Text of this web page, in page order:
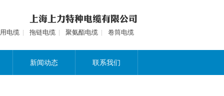
电缆 拖链电缆 聚氨酯电缆 卷筒电缆
新闻动态 联系我们